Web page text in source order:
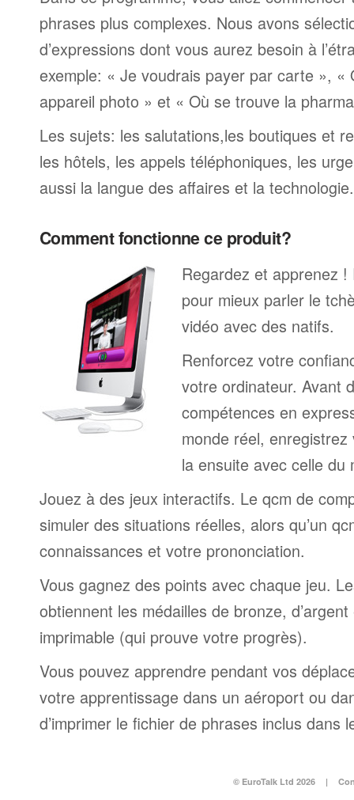
phrases plus complexes. Nous avons
d’expressions dont vous aurez besoin à
exemple: « Je voudrais payer par carte », «
appareil photo » et « Où se trouve la
Les sujets: les salutations,les boutiques et
les hôtels, les appels téléphoniques, les
aussi la langue des affaires et la technologie.
Comment fonctionne ce produit?
Regardez et apprenez
pour mieux parler le
vidéo avec des natifs.
Renforcez votre
votre ordinateur. Avant
compétences en
monde réel,
la ensuite avec celle du
Jouez à des jeux interactifs. Le qcm de
simuler des situations réelles, alors qu’un
connaissances et votre prononciation.
Vous gagnez des points avec chaque jeu.
obtiennent les médailles de bronze, d’argent
imprimable (qui prouve votre progrès).
Vous pouvez apprendre pendant vos
votre apprentissage dans un aéroport ou
d’imprimer le fichier de phrases inclus dans
© EuroTalk Ltd 2026 |